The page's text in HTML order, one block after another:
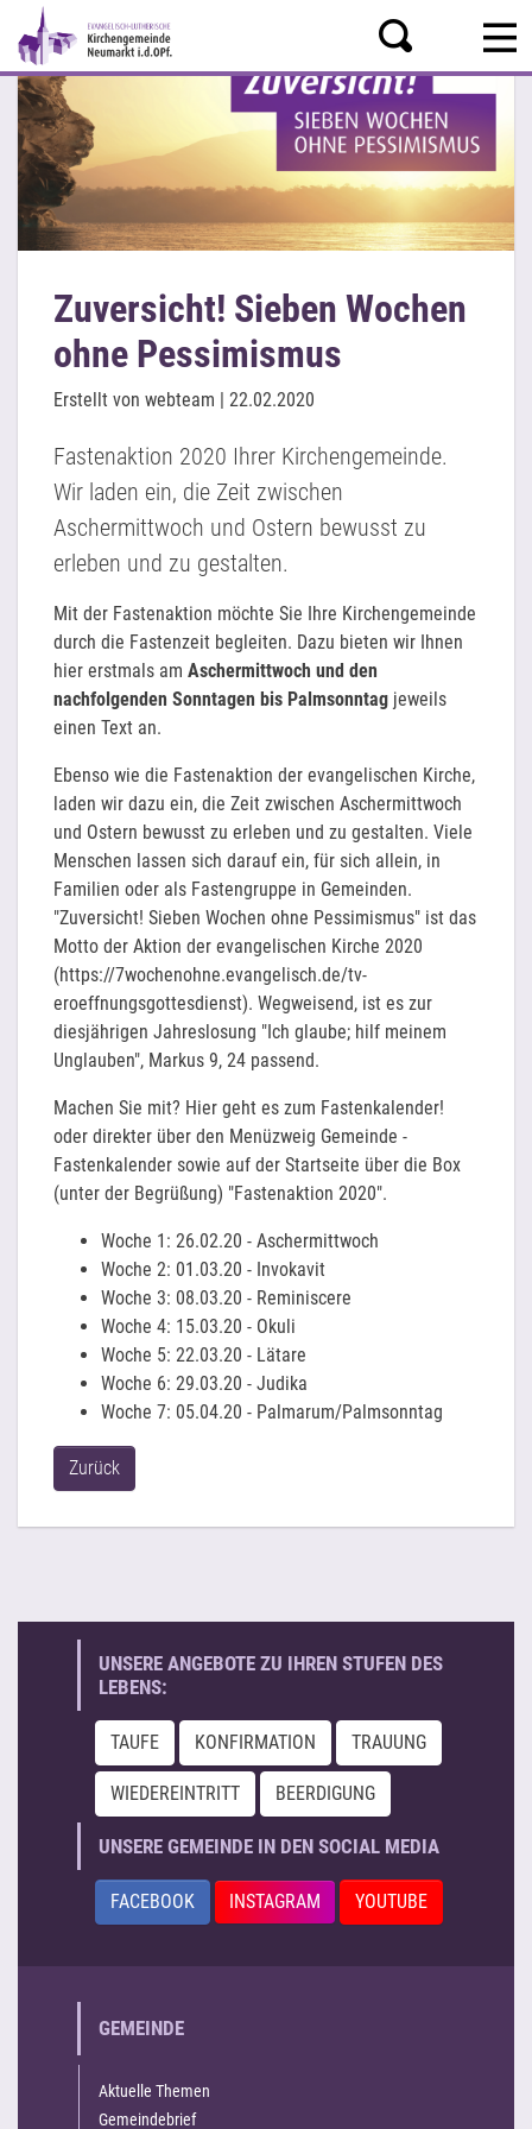
Zuversicht! Sieben Wochen
ohne Pessimismus
Erstellt von webteam | 22.02.2020
Fastenaktion 2020 Ihrer Kirchengemeinde.
Wir laden ein, die Zeit zwischen
Aschermittwoch und Ostern bewusst zu
erleben und zu gestalten.
Mit der Fastenaktion möchte Sie Ihre Kirchengemeinde
durch die Fastenzeit begleiten. Dazu bieten wir Ihnen
hier erstmals am Aschermittwoch und den
nachfolgenden Sonntagen bis Palmsonntag jeweils
einen Text an.
Ebenso wie die Fastenaktion der evangelischen Kirche,
laden wir dazu ein, die Zeit zwischen Aschermittwoch
und Ostern bewusst zu erleben und zu gestalten. Viele
Menschen lassen sich darauf ein, für sich allein, in
Familien oder als Fastengruppe in Gemeinden.
"Zuversicht! Sieben Wochen ohne Pessimismus" ist das
Motto der Aktion der evangelischen Kirche 2020
(https://7wochenohne.evangelisch.de/tv-
eroeffnungsgottesdienst). Wegweisend, ist es zur
diesjährigen Jahreslosung "Ich glaube; hilf meinem
Unglauben", Markus 9, 24 passend.
Machen Sie mit? Hier geht es zum Fastenkalender!
oder direkter über den Menüzweig Gemeinde -
Fastenkalender sowie auf der Startseite über die Box
(unter der Begrüßung) "Fastenaktion 2020".
Woche 1: 26.02.20 - Aschermittwoch
Woche 2: 01.03.20 - Invokavit
Woche 3: 08.03.20 - Reminiscere
Woche 4: 15.03.20 - Okuli
Woche 5: 22.03.20 - Lätare
Woche 6: 29.03.20 - Judika
Woche 7: 05.04.20 - Palmarum/Palmsonntag
Zurück
UNSERE ANGEBOTE ZU IHREN STUFEN DES
LEBENS:
TAUFE KONFIRMATION TRAUUNG
WIEDEREINTRITT BEERDIGUNG
UNSERE GEMEINDE IN DEN SOCIAL MEDIA
FACEBOOK INSTAGRAM YOUTUBE
GEMEINDE
Aktuelle Themen
Gemeindebrief